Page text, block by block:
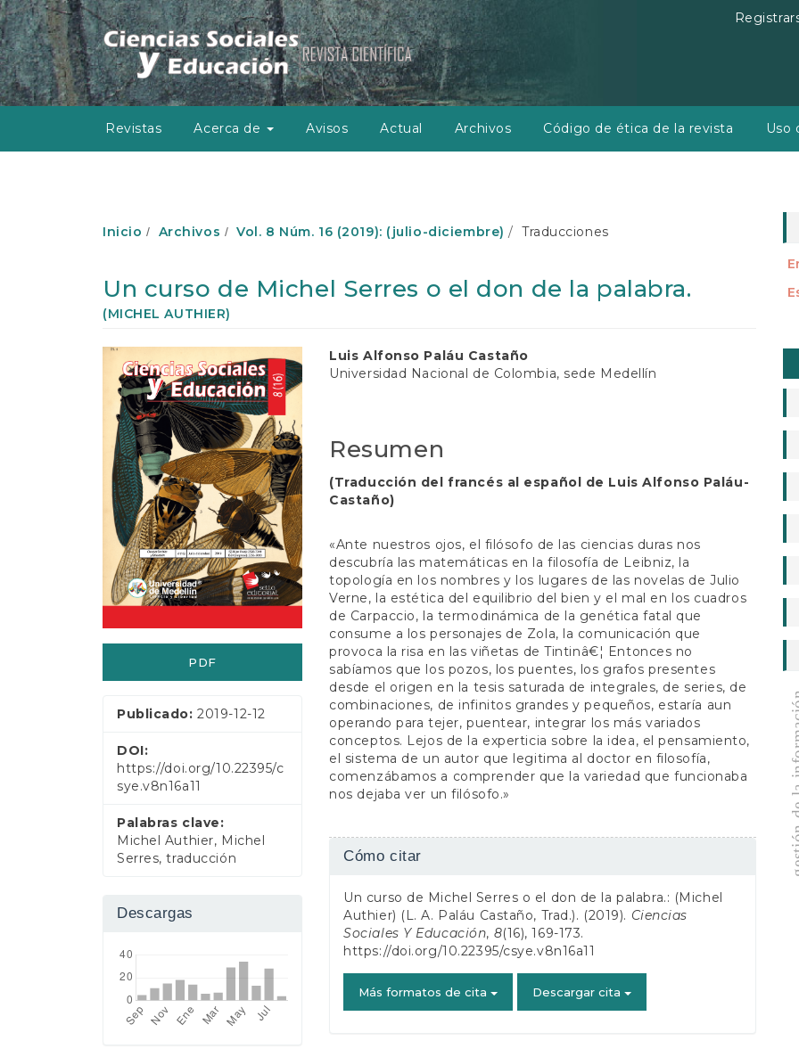
N
a
v
e
g
a
ó
Revistas Acerca de Avisos Actual Archivos Código de ética de la revista Uso
Inicio Archivos Vol. 8 Núm. 16 (2019): (julio-diciembre) Traducciones
Un curso de Michel Serres o el don de la palabra.
(MICHEL AUTHIER)
Barra
lateral
del
artículo
PDF
Publicado:2019-12-12
DOI:
https://doi.org/10.22395/c
sye.v8n16a11
Palabras clave:
Michel Authier, Michel
Serres, traducción
Descargas
Contenido
principal
artículo
Luis Alfonso Paláu Castaño
Universidad Nacional de Colombia, sede Medellín
Resumen
(Traducción del francés al español de Luis Alfonso Paláu-
Castaño)
«Ante nuestros ojos, el filósofo de las ciencias duras nos
descubría las matemáticas en la filosofía de Leibniz, la
topología en los nombres y los lugares de las novelas de Julio
Verne, la estética del equilibrio del bien y el mal en los cuadros
de Carpaccio, la termodinámica de la genética fatal que
consume a los personajes de Zola, la comunicación que
provoca la risa en las viñetas de Tintinâ€¦ Entonces no
sabíamos que los pozos, los puentes, los grafos presentes
desde el origen en la tesis saturada de integrales, de series, de
combinaciones, de infinitos grandes y pequeños, estaría aun
operando para tejer, puentear, integrar los más variados
conceptos. Lejos de la experticia sobre la idea, el pensamiento,
el sistema de un autor que legitima al doctor en filosofía,
comenzábamos a comprender que la variedad que funcionaba
nos dejaba ver un filósofo.»
Detalles
artículo
Cómo citar
Un curso de Michel Serres o el don de la palabra.: (Michel
Authier) (L. A. Paláu Castaño, Trad.). (2019). Ciencias
Sociales Y Educación, 8(16), 169-173.
https://doi.org/10.22395/csye.v8n16a11
Más formatos de cita Descargar cita
gestión